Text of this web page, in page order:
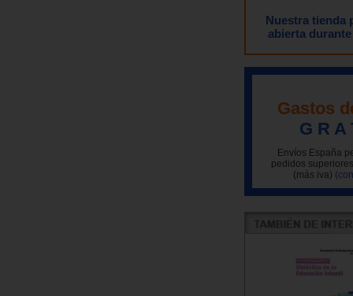
Nuestra tienda
abierta
Gastos
G R A
Envíos España
pedidos
(más iva)